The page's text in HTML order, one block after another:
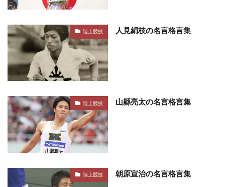
陸上競技 人見絹枝の名言格言集
陸上競技 山縣亮太の名言格言集
陸上競技 朝原宣治の名言格言集